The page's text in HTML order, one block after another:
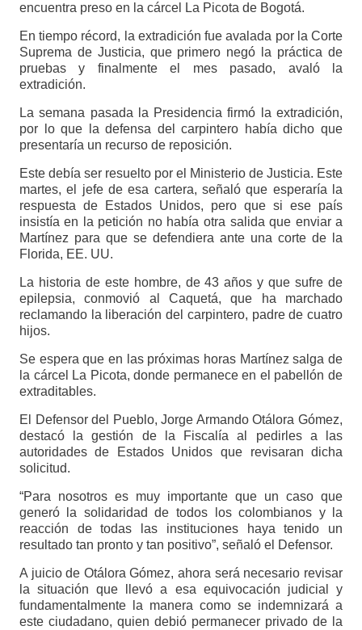
encuentra preso en la cárcel La Picota de Bogotá.
En tiempo récord, la extradición fue avalada por la Corte
Suprema de Justicia, que primero negó la práctica de
pruebas y finalmente el mes pasado, avaló la
extradición.
La semana pasada la Presidencia firmó la extradición,
por lo que la defensa del carpintero había dicho que
presentaría un recurso de reposición.
Este debía ser resuelto por el Ministerio de Justicia. Este
martes, el jefe de esa cartera, señaló que esperaría la
respuesta de Estados Unidos, pero que si ese país
insistía en la petición no había otra salida que enviar a
Martínez para que se defendiera ante una corte de la
Florida, EE. UU.
La historia de este hombre, de 43 años y que sufre de
epilepsia, conmovió al Caquetá, que ha marchado
reclamando la liberación del carpintero, padre de cuatro
hijos.
Se espera que en las próximas horas Martínez salga de
la cárcel La Picota, donde permanece en el pabellón de
extraditables.
El Defensor del Pueblo, Jorge Armando Otálora Gómez,
destacó la gestión de la Fiscalía al pedirles a las
autoridades de Estados Unidos que revisaran dicha
solicitud.
“Para nosotros es muy importante que un caso que
generó la solidaridad de todos los colombianos y la
reacción de todas las instituciones haya tenido un
resultado tan pronto y tan positivo”, señaló el Defensor.
A juicio de Otálora Gómez, ahora será necesario revisar
la situación que llevó a esa equivocación judicial y
fundamentalmente la manera como se indemnizará a
este ciudadano, quien debió permanecer privado de la